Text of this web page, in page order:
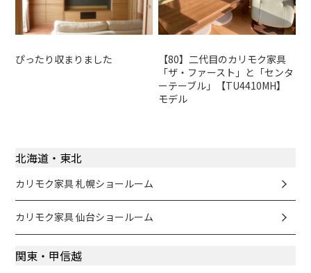
ぴったり収まりました
【80】二代目のカリモク家具
「ザ・ファースト」と「センタ
ーテーブル」【TU4410MH】
モデル
北海道・東北
カリモク家具 札幌ショールーム
カリモク家具 仙台ショールーム
関東・甲信越